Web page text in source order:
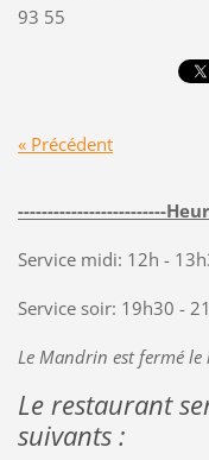
93 55
« Précédent
-------------------------
Service midi: 12h -
Service soir: 19h30 -
Le Mandrin est fermé
Le restaurant
suivants :